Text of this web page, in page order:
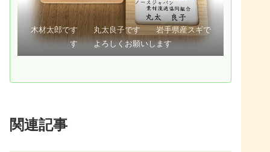
木材太郎です 丸太良子です 岩手県産スギで
す よろしくお願いします
関連記事